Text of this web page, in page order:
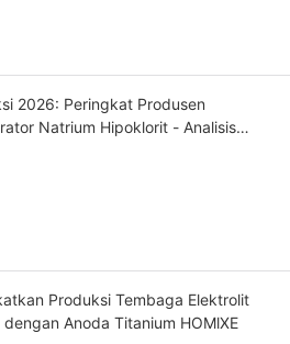
2026: Peringkat Produsen
Natrium Hipoklorit - Analisis
Produksi Tembaga Elektrolit
dengan Anoda Titanium HOMlXE